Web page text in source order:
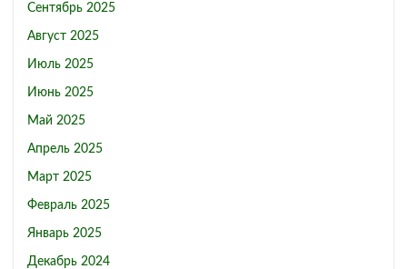
Сентябрь 2025
Август 2025
Июль 2025
Июнь 2025
Май 2025
Апрель 2025
Март 2025
Февраль 2025
Январь 2025
Декабрь 2024